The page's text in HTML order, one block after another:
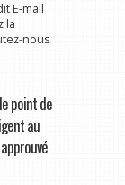
E-mail
la
nous
point de
au